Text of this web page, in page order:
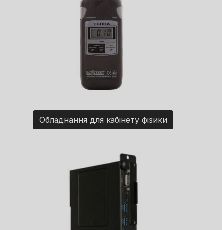
Обладнання для кабінету фізики